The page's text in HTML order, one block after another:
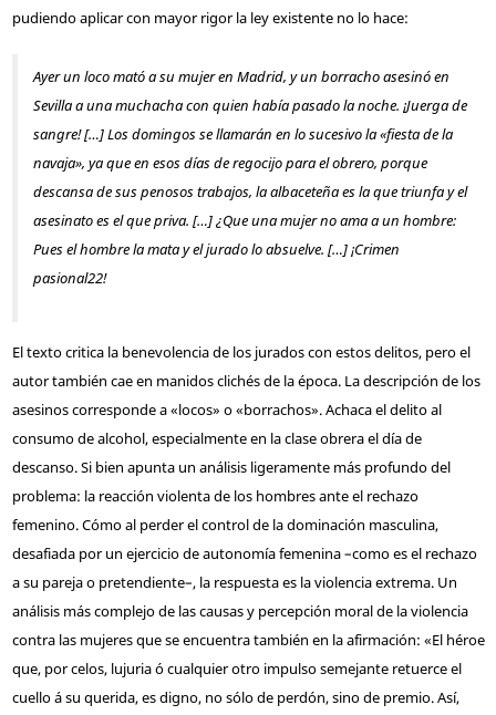
pudiendo aplicar con mayor rigor la ley existente no lo hace:
Ayer un loco mató a su mujer en Madrid, y un borracho asesinó en
Sevilla a una muchacha con quien había pasado la noche. ¡Juerga de
sangre! […] Los domingos se llamarán en lo sucesivo la «fiesta de la
navaja», ya que en esos días de regocijo para el obrero, porque
descansa de sus penosos trabajos, la albaceteña es la que triunfa y el
asesinato es el que priva. […] ¿Que una mujer no ama a un hombre:
Pues el hombre la mata y el jurado lo absuelve. […] ¡Crimen
pasional22!
El texto critica la benevolencia de los jurados con estos delitos, pero el
autor también cae en manidos clichés de la época. La descripción de los
asesinos corresponde a «locos» o «borrachos». Achaca el delito al
consumo de alcohol, especialmente en la clase obrera el día de
descanso. Si bien apunta un análisis ligeramente más profundo del
problema: la reacción violenta de los hombres ante el rechazo
femenino. Cómo al perder el control de la dominación masculina,
desafiada por un ejercicio de autonomía femenina –como es el rechazo
a su pareja o pretendiente–, la respuesta es la violencia extrema. Un
análisis más complejo de las causas y percepción moral de la violencia
contra las mujeres que se encuentra también en la afirmación: «El héroe
que, por celos, lujuria ó cualquier otro impulso semejante retuerce el
cuello á su querida, es digno, no sólo de perdón, sino de premio. Así,